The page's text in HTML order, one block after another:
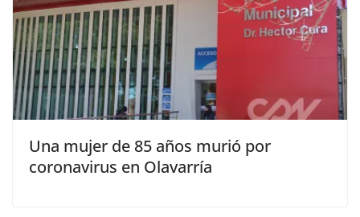
Una mujer de 85 años murió por
coronavirus en Olavarría